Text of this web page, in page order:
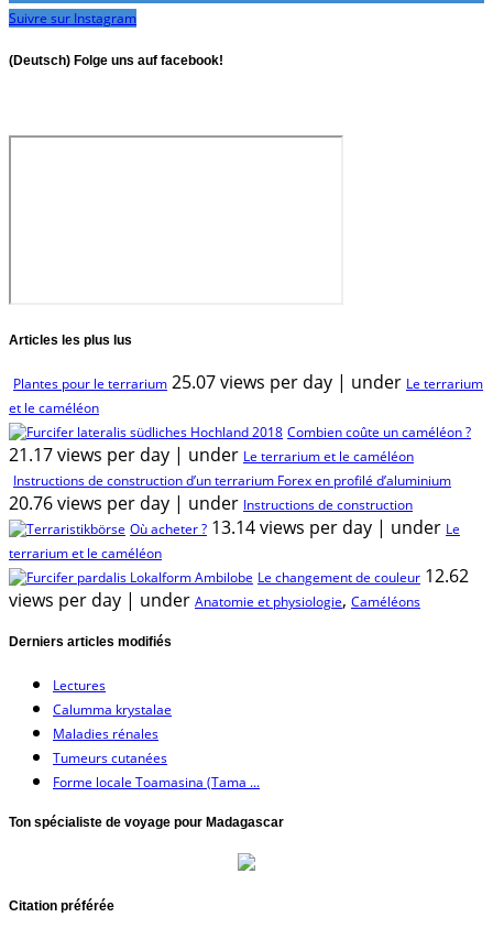
Suivre sur Instagram
(Deutsch) Folge uns auf facebook!
Articles les plus lus
Plantes pour le terrarium 25.07 views per day | under Le terrarium
et le caméléon
Combien coûte un caméléon ?
21.17 views per day | under Le terrarium et le caméléon
Instructions de construction d’un terrarium Forex en profilé d’aluminium
20.76 views per day | under Instructions de construction
Où acheter ? 13.14 views per day | under Le
terrarium et le caméléon
Le changement de couleur 12.62
views per day | under Anatomie et physiologie, Caméléons
Derniers articles modifiés
Lectures
Calumma krystalae
Maladies rénales
Tumeurs cutanées
Forme locale Toamasina (Tama ...
Ton spécialiste de voyage pour Madagascar
Citation préférée